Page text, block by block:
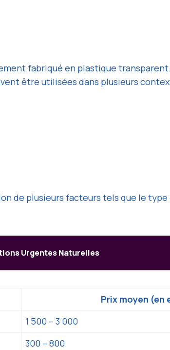
fabriqué en plastique
être utilisées dans plusieurs
de plusieurs facteurs tels que le
Urgentes Naturelles
Prix moyen (en
1 500 – 3 000
300 – 800